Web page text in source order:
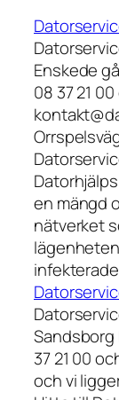
Enskede
08 37 21
en mängd
nätverket
37 21 00
och vi